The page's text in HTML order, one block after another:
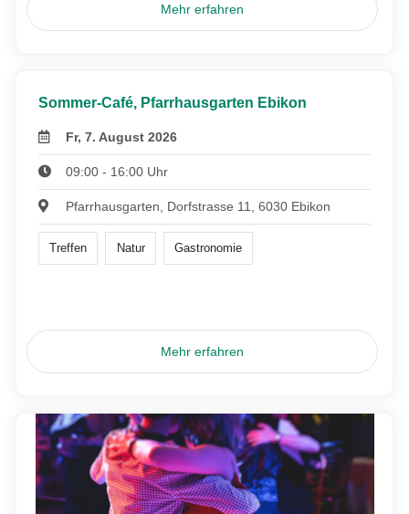
Mehr erfahren
Sommer-Café, Pfarrhausgarten Ebikon
Fr, 7. August 2026
09:00 - 16:00 Uhr
Pfarrhausgarten, Dorfstrasse 11, 6030 Ebikon
Treffen Natur Gastronomie
Mehr erfahren